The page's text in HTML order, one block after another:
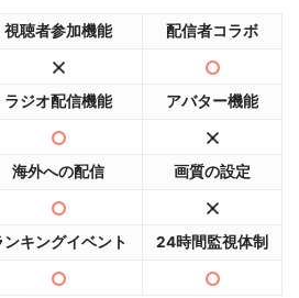
視聴者参加機能 配信者コラボ
ラジオ配信機能 アバター機能
海外への配信 画質の設定
ンキングイベント 24時間監視体制